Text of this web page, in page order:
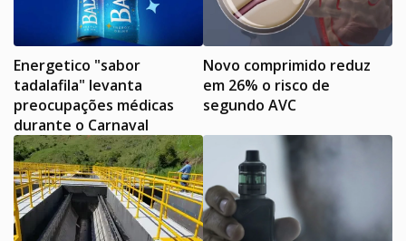
Energetico "sabor
tadalafila" levanta
preocupações médicas
durante o Carnaval
Novo comprimido reduz
em 26% o risco de
segundo AVC